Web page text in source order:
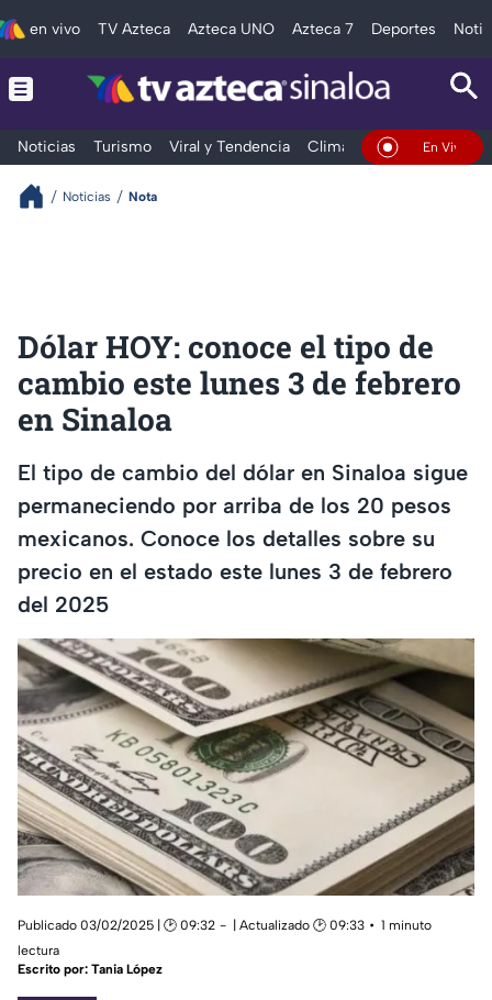
en vivo TV Azteca Azteca UNO Azteca 7 Deportes
Noticias Turismo Viral y Tendencia Clima DeportesEn Vivo
Noticias Nota
Dólar HOY: conoce el tipo de
cambio este lunes 3 de febrero
en Sinaloa
El tipo de cambio del dólar en Sinaloa sigue
permaneciendo por arriba de los 20 pesos
mexicanos. Conoce los detalles sobre su
precio en el estado este lunes 3 de febrero
del 2025
Publicado 03/02/2025 | 🕑 09:32 | Actualizado 🕑 09:33
1 minuto
lectura
Escrito por: Tania López